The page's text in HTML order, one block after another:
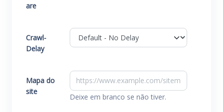
are
Crawl-
Delay
Mapa do
site
Deixe em branco se não tiver.